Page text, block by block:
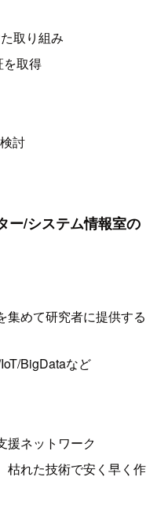
取り組み
を取得
討
ー/システム情報室の
集めて研究者に提供する
BigDataなど
援ネットワーク
れた技術で安く早く作